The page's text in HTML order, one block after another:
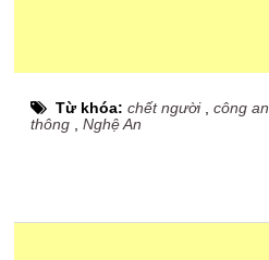
Từ khóa:chết người,công an
thông ,Nghệ An